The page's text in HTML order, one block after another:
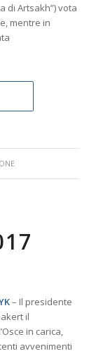
di Artsakh”) vota
mentre in
– Il presidente
il
in carica,
avvenimenti